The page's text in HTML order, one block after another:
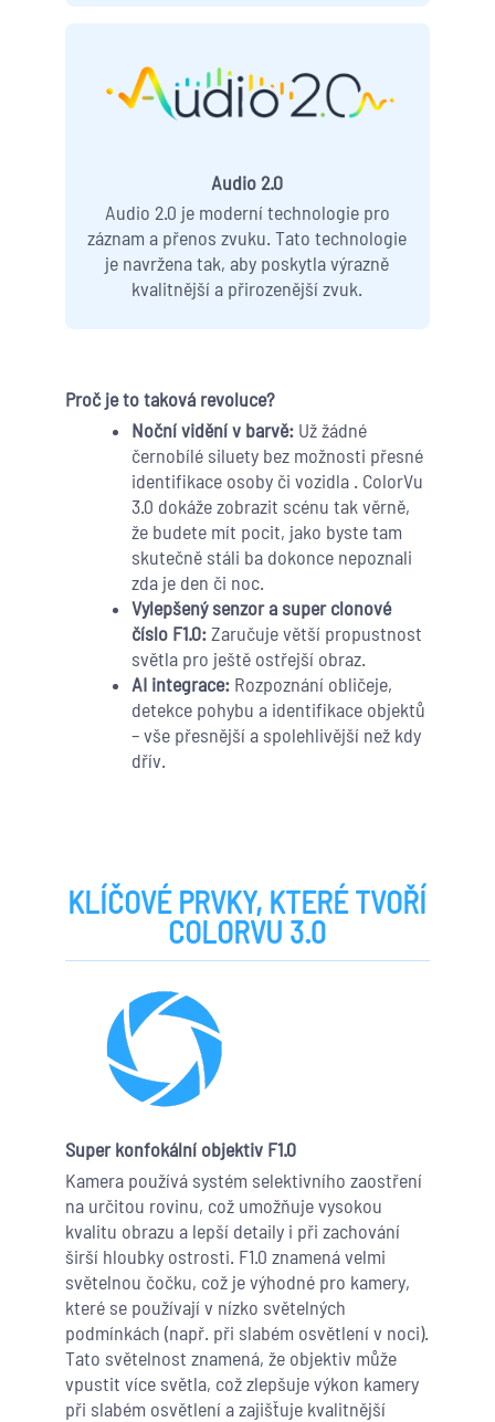
Audio 2.0
Audio 2.0 je moderní technologie pro
záznam a přenos zvuku. Tato technologie
je navržena tak, aby poskytla výrazně
kvalitnější a přirozenější zvuk.
Proč je to taková revoluce?
Noční vidění v barvě:Už žádné
černobílé siluety bez možnosti přesné
identifikace osoby či vozidla . ColorVu
3.0 dokáže zobrazit scénu tak věrně,
že budete mít pocit, jako byste tam
skutečně stáli ba dokonce nepoznali
zda je den či noc.
Vylepšený senzor a super clonové
číslo F1.0:Zaručuje větší propustnost
světla pro ještě ostřejší obraz.
AI integrace:Rozpoznání obličeje,
detekce pohybu a identifikace objektů
– vše přesnější a spolehlivější než kdy
dřív.
KLÍČOVÉ PRVKY, KTERÉ TVOŘÍ
COLORVU 3.0
Super konfokální objektiv F1.0
Kamera používá systém selektivního zaostření
na určitou rovinu, což umožňuje vysokou
kvalitu obrazu a lepší detaily i při zachování
širší hloubky ostrosti. F1.0 znamená velmi
světelnou čočku, což je výhodné pro kamery,
které se používají v nízko světelných
podmínkách (např. při slabém osvětlení v noci).
Tato světelnost znamená, že objektiv může
vpustit více světla, což zlepšuje výkon kamery
při slabém osvětlení a zajišťuje kvalitnější